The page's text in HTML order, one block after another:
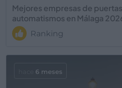
Mejores empresas de
automatismos en Málaga
Ranking
6 meses